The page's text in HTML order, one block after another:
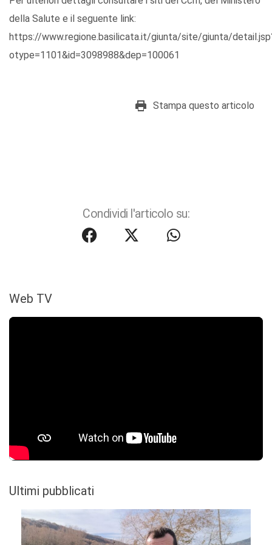
della Salute e il seguente link:
https://www.regione.basilicata.it/giunta/site/giunta/
otype=1101&id=3098988&dep=100061
Stampa questo articolo
Condividi l'articolo su:
Web TV
Ultimi pubblicati